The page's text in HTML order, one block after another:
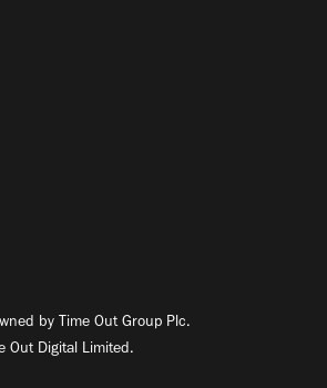
by Time Out Group Plc.
Out Digital Limited.